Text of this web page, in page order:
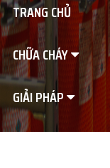
TRANG CHỦ
CHỮA CHÁY
GIẢI PHÁP